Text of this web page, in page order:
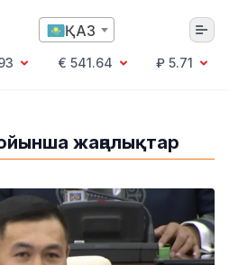
ҚАЗ
€ 541.64
₽ 5.71
жаңалықтар